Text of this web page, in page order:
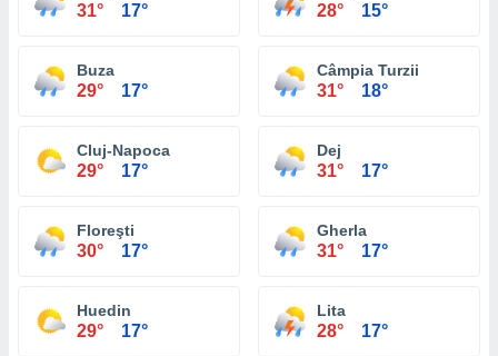
31° 17° 28° 15°
Buza
29° 17°
Câmpia Turzii
31° 18°
Cluj-Napoca
29° 17°
Dej
31° 17°
Floreşti
30° 17°
Gherla
31° 17°
Huedin
29° 17°
Lita
28° 17°